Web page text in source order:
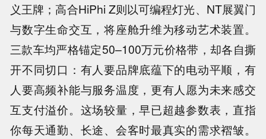
义王牌；高合HiPhi Z则以可编程灯光、NT展翼门
与数字生命交互，将座舱升维为移动艺术装置。
三款车均严格锚定50–100万元价格带，却各自撕
开不同切口：有人要品牌底蕴下的电动平顺，有
人要高频补能与服务温度，更有人愿为未来感交
互支付溢价。这场较量，早已超越参数表，直指
你每天通勤、长途、会客时最真实的需求褶皱。